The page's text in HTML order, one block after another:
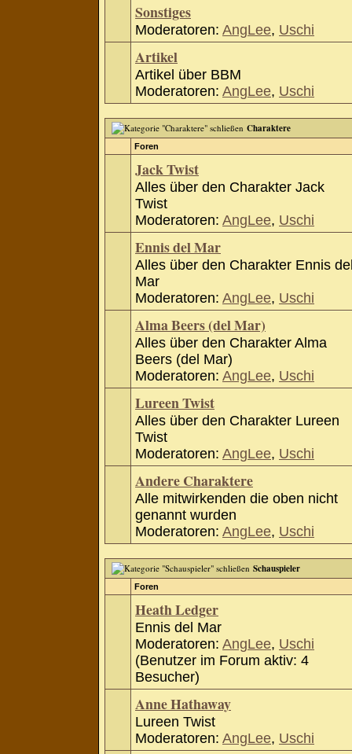
Sonstiges
Moderatoren: AngLee, Uschi
Artikel
Artikel über BBM
Moderatoren: AngLee, Uschi
Charaktere
Foren
Jack Twist
Alles über den Charakter Jack
Twist
Moderatoren: AngLee, Uschi
Ennis del Mar
Alles über den Charakter Ennis
Mar
Moderatoren: AngLee, Uschi
Alma Beers (del Mar)
Alles über den Charakter Alma
Beers (del Mar)
Moderatoren: AngLee, Uschi
Lureen Twist
Alles über den Charakter Lureen
Twist
Moderatoren: AngLee, Uschi
Andere Charaktere
Alle mitwirkenden die oben nicht
genannt wurden
Moderatoren: AngLee, Uschi
Schauspieler
Foren
Heath Ledger
Ennis del Mar
Moderatoren: AngLee, Uschi
(Benutzer im Forum aktiv: 4
Besucher)
Anne Hathaway
Lureen Twist
Moderatoren: AngLee, Uschi